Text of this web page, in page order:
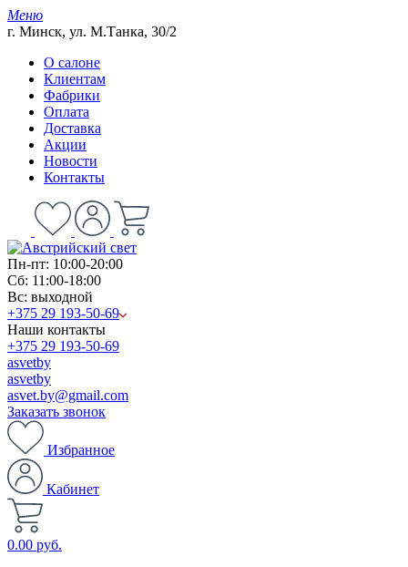
Меню
г. Минск, ул. М.Танка, 30/2
О салоне
Клиентам
Фабрики
Оплата
Доставка
Акции
Новости
Контакты
Пн-пт: 10:00-20:00
Сб: 11:00-18:00
Вс: выходной
+375 29 193-50-69
Наши контакты
+375 29 193-50-69
asvetby
asvetby
asvet.by@gmail.com
Заказать звонок
Избранное
Кабинет
0.00 руб.